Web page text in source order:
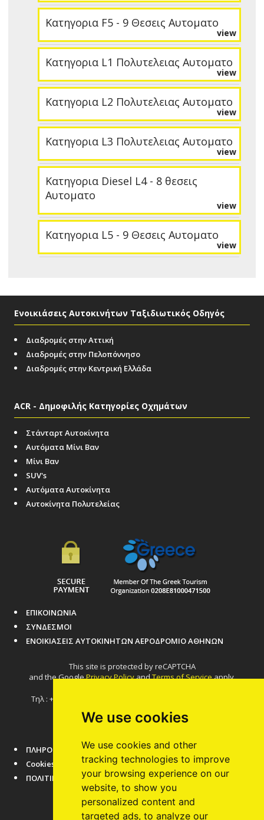
We use cookies
We use cookies and other
tracking technologies to improve
your browsing experience on our
website, to show you
personalized content and
targeted ads, to analyze our
Κατηγορια F5 - 9 Θεσεις Αυτοματο
view
Κατηγορια L1 Πολυτελειας Αυτοματο
view
Κατηγορια L2 Πολυτελειας Αυτοματο
view
Κατηγορια L3 Πολυτελειας Αυτοματο
view
Κατηγορια Diesel L4 - 8 θεσεις
Αυτοματο
view
Κατηγορια L5 - 9 Θεσεις Αυτοματο
view
Ενοικιάσεις Αυτοκινήτων Ταξιδιωτικός Οδηγός
Διαδρομές στην Αττική
Διαδρομές στην Πελοπόννησο
Διαδρομές στην Κεντρική Ελλάδα
ACR - Δημοφιλής Κατηγορίες Οχημάτων
Στάνταρτ Αυτοκίνητα
Αυτόματα Μίνι Βαν
Μίνι Βαν
SUV's
Αυτόματα Αυτοκίνητα
Αυτοκίνητα Πολυτελείας
ΕΠΙΚΟΙΝΩΝΙΑ
ΣΥΝΔΕΣΜΟΙ
ΕΝΟΙΚΙΑΣΕΙΣ ΑΥΤΟΚΙΝΗΤΩΝ ΑΕΡΟΔΡΟΜΙΟ ΑΘΗΝΩΝ
This site is protected by reCAPTCHA
and the GooglePrivacy PolicyandTerms of Serviceapply.
Τηλ : +30 210 6022220, +30 210 6624887 Email:
ΠΛΗΡΟΦΟΡΙΕΣ ΑΘΗΝΑΣ
Cookies
ΠΟΛΙΤΙΚΗ ΑΠΟΡΡΗΤΟΥ